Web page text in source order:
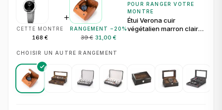
CETTE MONTRE
168 €
+
RANGEMENT − 20 %
39 € 31,00 €
POUR RANGER VOTRE
MONTRE
Étui Verona cuir
végétalien marron clair
CHOISIR UN AUTRE RANGEMENT